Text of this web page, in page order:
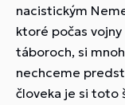
nacistickým
ktoré počas
táboroch, si
nechceme
človeka je si toto